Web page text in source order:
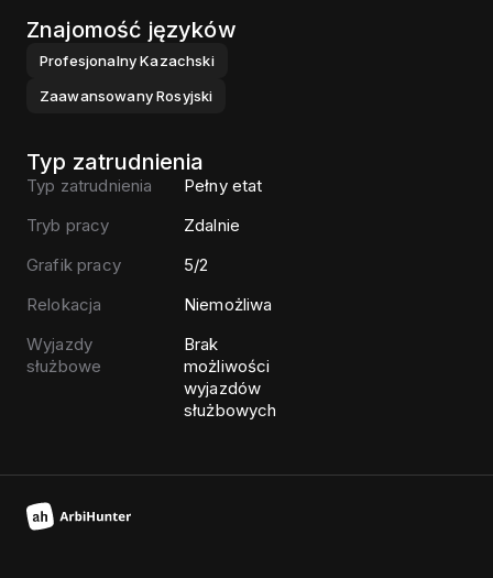
Znajomość języków
Profesjonalny Kazachski
ZaawansowanyRosyjski
Typ zatrudnienia
Typ zatrudnienia
Pełny etat
Tryb pracy
Zdalnie
Grafik pracy
5/2
Relokacja
Niemożliwa
Wyjazdy
służbowe
Brak
możliwości
wyjazdów
służbowych